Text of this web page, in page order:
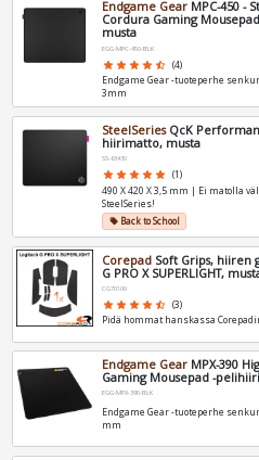
Endgame Gear MPC-450 -
Cordura Gaming
musta
EGG-MPC-450-BLK
star star star star star_half (4)
Endgame Gear -tuoteperhe
3mm
SteelSeriesQcK
hiirimatto, musta
SS-63430
star star star star star (1)
490 X 420 X 3,5 mm | Ei matolla
SteelSeries!
local_offerBack to School
Corepad Soft Grips, hiiren
G PRO X SUPERLIGHT,
CG70100
star star star star star_half (3)
Pidä hommat hanskassa
Endgame Gear MPX-390
Gaming Mousepad -
EGG-MPX-390-BLK
Endgame Gear -tuoteperhe
mm